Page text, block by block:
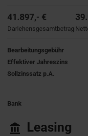
41.897,- €
Darlehensgesamtbetrag
Bearbeitungsgebühr
Effektiver Jahreszins
Sollzinssatz p.A.
Bank
Leasing